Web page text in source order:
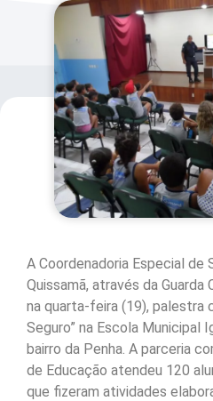
A Coordenadoria Especial de
Quissamã, através da Guarda
na quarta-feira (19), palestra
Seguro” na Escola Municipal
bairro da Penha. A parceria
de Educação atendeu 120
que fizeram atividades